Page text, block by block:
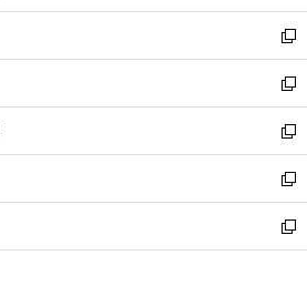
開
く
ウ
で
開
く
ン
ド
ウ
で
開
く
ウ
ィ
ン
ド
ウ
で
開
く
新
し
い
ウ
ィ
ン
ド
ウ
で
開
新
し
い
ウ
ィ
ン
ド
ウ
新
し
い
ウ
ィ
ン
新
し
い
ウ
新
し